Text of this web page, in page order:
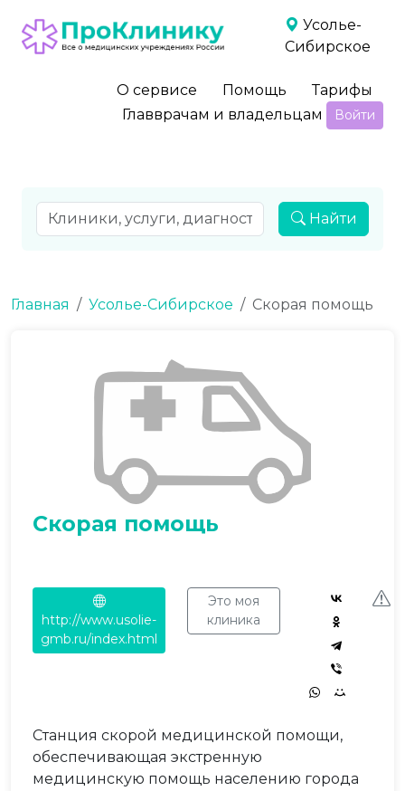
Усолье-
Сибирское
О сервисе Помощь
Тарифы
Главврачам и владельцам
Войти
Найти
Главная Усолье-Сибирское Скорая помощь
Скорая помощь
http://www.usolie-
gmb.ru/index.html
Это моя
клиника
Станция скорой медицинской помощи,
обеспечивающая экстренную
медицинскую помощь населению города